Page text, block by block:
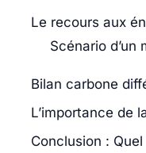
Le recours aux
Scénario d’un
Bilan carbone
L’importance de
Conclusion :